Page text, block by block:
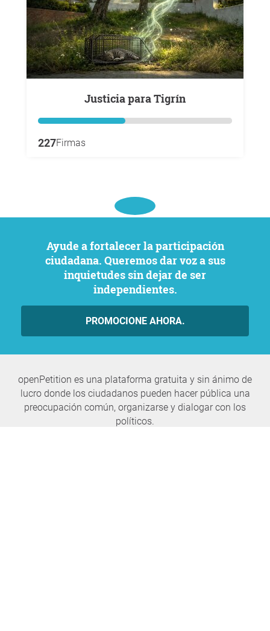
Justicia para Tigrín
227Firmas
Ayude a fortalecer la participación
ciudadana. Queremos dar voz a sus
inquietudes sin dejar de ser
independientes.
PROMOCIONE AHORA.
openPetition es una plataforma gratuita y sin ánimo de
lucro donde los ciudadanos pueden hacer pública una
preocupación común, organizarse y dialogar con los
políticos.